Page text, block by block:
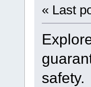
« Last
safety.